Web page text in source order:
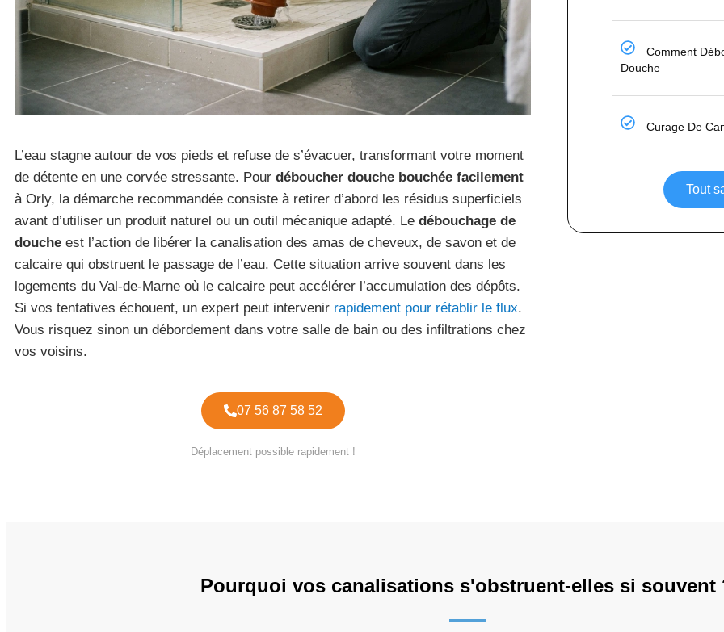
L’eau stagne autour de vos pieds et refuse de s’évacuer, transformant votre moment
de détente en une corvée stressante. Pour déboucher douche bouchée facilement
à Orly, la démarche recommandée consiste à retirer d’abord les résidus superficiels
avant d’utiliser un produit naturel ou un outil mécanique adapté. Le débouchage de
douche est l’action de libérer la canalisation des amas de cheveux, de savon et de
calcaire qui obstruent le passage de l’eau. Cette situation arrive souvent dans les
logements du Val-de-Marne où le calcaire peut accélérer l’accumulation des dépôts.
Si vos tentatives échouent, un expert peut intervenir rapidement pour rétablir le flux.
Vous risquez sinon un débordement dans votre salle de bain ou des infiltrations chez
vos voisins.
07 56 87 58 52
Déplacement possible rapidement !
Comment
Douche
Curage De
Tout
Pourquoi vos canalisations s'obstruent-elles si souvent